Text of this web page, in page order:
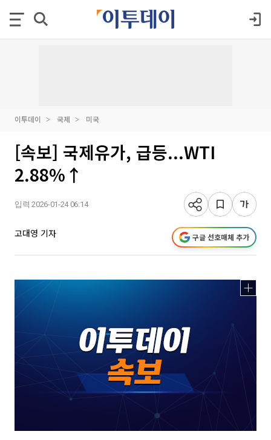
이투데이 국제 미국
[속보] 국제유가, 급등...WTI
2.88%↑
입력 2026-01-24 06:14
고대영 기자 구글 선호매체 추가